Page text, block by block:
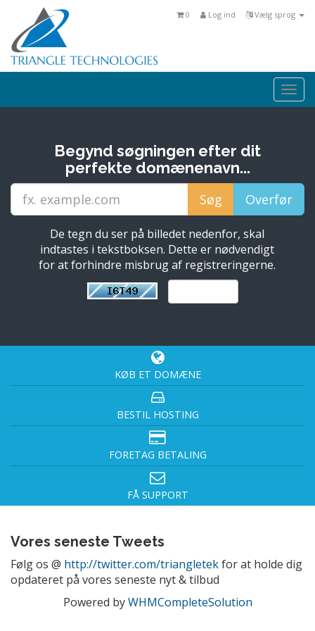
Vælg sprog
Log ind
0
Begynd søgningen efter dit
perfekte domænenavn...
De tegn du ser på billedet nedenfor, skal
indtastes i tekstboksen. Dette er nødvendigt
for at forhindre misbrug af registreringerne.
KØB ET DOMÆNE
BESTIL HOSTING
FORETAG BETALING
FÅ SUPPORT
Vores seneste Tweets
Følg os @ http://twitter.com/triangletekfor at holde dig
opdateret på vores seneste nyt & tilbud
Powered byWHMCompleteSolution